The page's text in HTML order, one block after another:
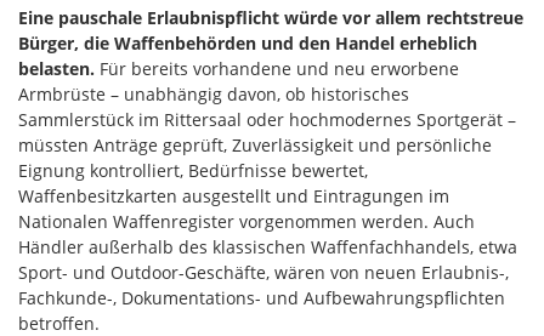
Eine pauschale Erlaubnispflicht würde vor allem rechtstreue
Bürger, die Waffenbehörden und den Handel erheblich
belasten. Für bereits vorhandene und neu erworbene
Armbrüste – unabhängig davon, ob historisches
Sammlerstück im Rittersaal oder hochmodernes Sportgerät –
müssten Anträge geprüft, Zuverlässigkeit und persönliche
Eignung kontrolliert, Bedürfnisse bewertet,
Waffenbesitzkarten ausgestellt und Eintragungen im
Nationalen Waffenregister vorgenommen werden. Auch
Händler außerhalb des klassischen Waffenfachhandels, etwa
Sport- und Outdoor-Geschäfte, wären von neuen Erlaubnis-,
Fachkunde-, Dokumentations- und Aufbewahrungspflichten
betroffen.